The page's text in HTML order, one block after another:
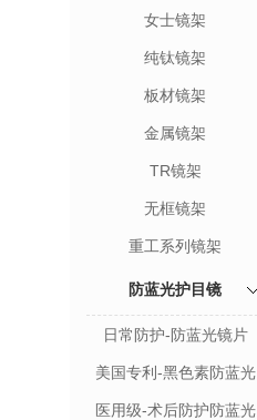
女士镜架
纯钛镜架
板材镜架
金属镜架
TR镜架
无框镜架
重工系列镜架
防蓝光护目镜
日常防护-防蓝光镜片
美国专利-黑色素防蓝光
医用级-术后防护防蓝光